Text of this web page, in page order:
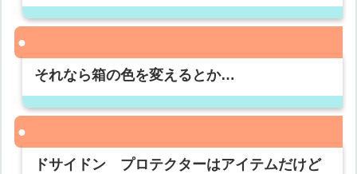
それなら箱の色を変えるとか…
ドサイドン プロテクターはアイテムだけど